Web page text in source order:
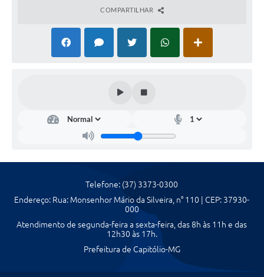
COMPARTILHAR
Telefone: (37) 3373-0300
Endereço: Rua: Monsenhor Mário da Silveira, n° 110 | CEP: 37930-
000
Atendimento de segunda-feira a sexta-feira, das 8h às 11h e das
12h30 às 17h.
Prefeitura de Capitólio-MG